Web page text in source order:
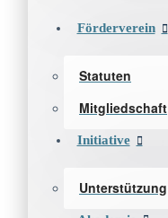
Förderverein
Statuten
Mitgliedschaft
Initiative
Unterstützung